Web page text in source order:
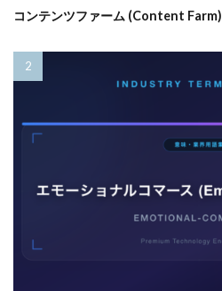
コンテンツファーム (Content Farm)